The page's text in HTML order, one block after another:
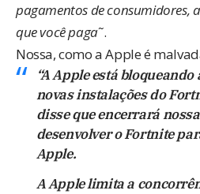
pagamentos de consumidores,
que você paga˜.
Nossa, como a Apple é
“A Apple está
novas instalações do
disse que encerrará
desenvolver o Fortnite
Apple.
A Apple limita a